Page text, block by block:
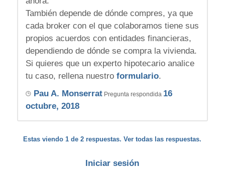
También depende de dónde compres, ya que
cada broker con el que colaboramos tiene sus
propios acuerdos con entidades financieras,
dependiendo de dónde se compra la vivienda.
Si quieres que un experto hipotecario analice
tu caso, rellena nuestro formulario.
Pau A. MonserratPregunta respondida 16
octubre, 2018
Estas viendo 1 de 2 respuestas. Ver todas las respuestas.
Iniciar sesión